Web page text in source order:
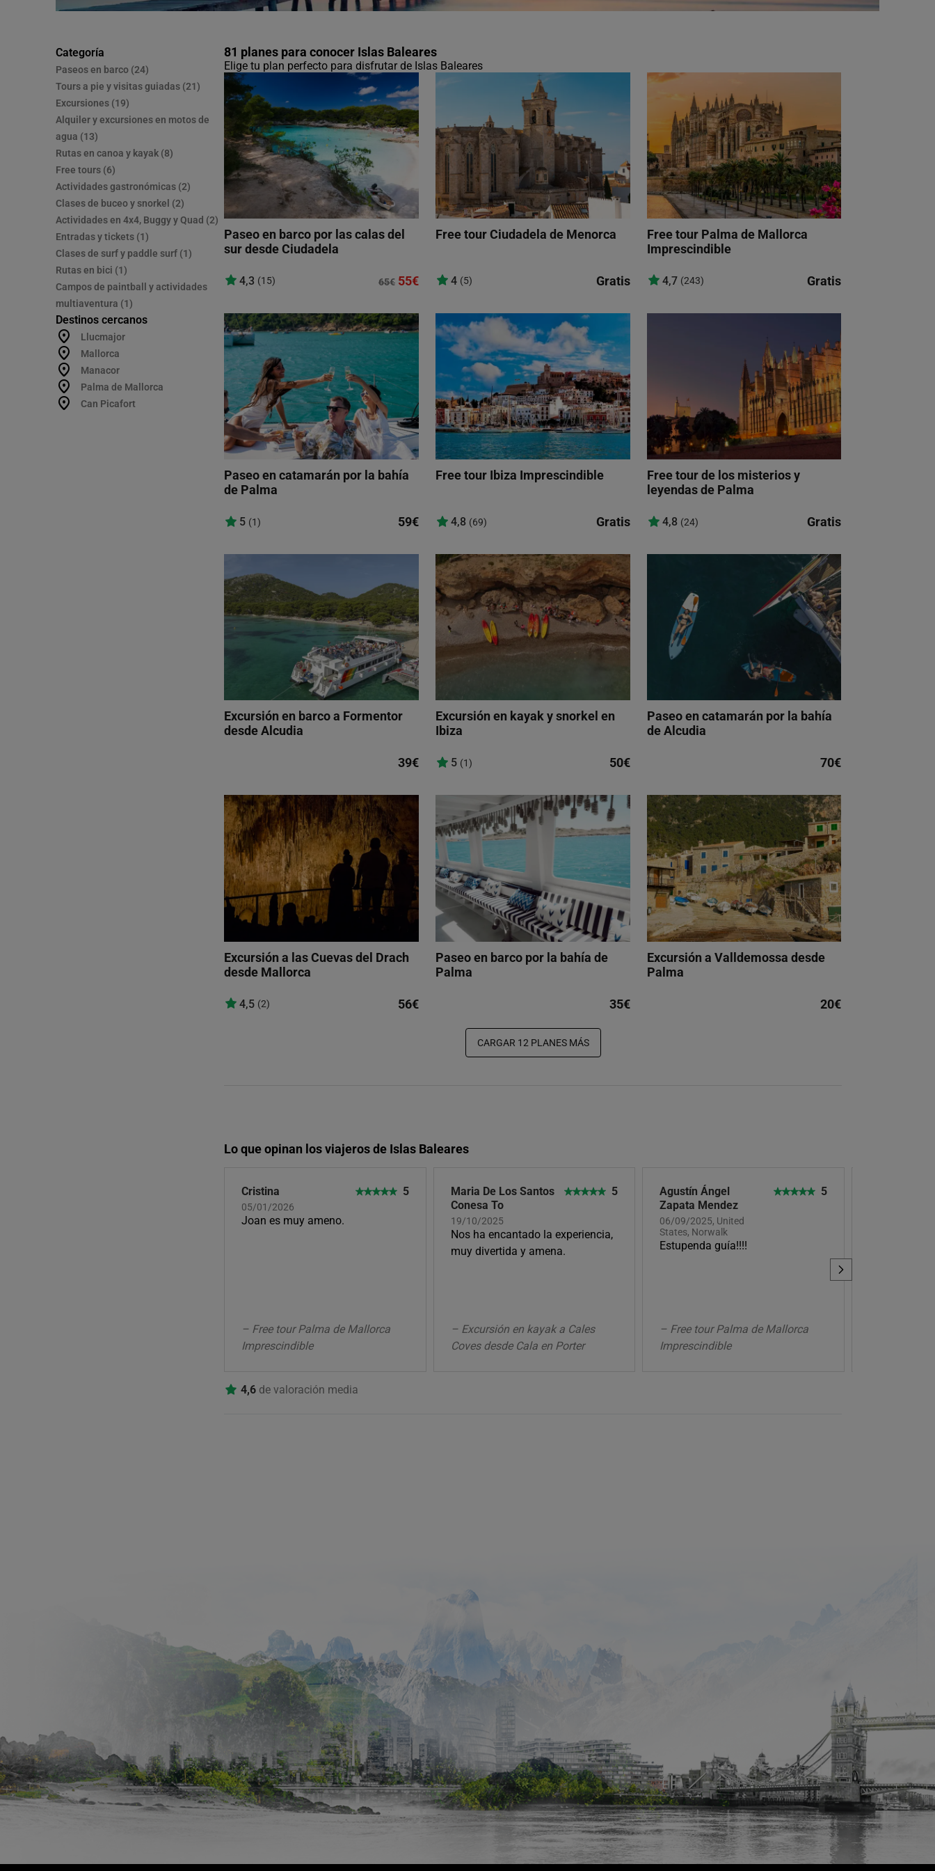
Categoría
Paseos en barco (24)
Tours a pie y visitas guiadas (21)
Excursiones (19)
Alquiler y excursiones en motos de
agua (13)
Rutas en canoa y kayak (8)
Free tours (6)
Actividades gastronómicas (2)
Clases de buceo y snorkel (2)
Actividades en 4x4, Buggy y Quad (2)
Entradas y tickets (1)
Clases de surf y paddle surf (1)
Rutas en bici (1)
Campos de paintball y actividades
multiaventura (1)
Destinos cercanos
Llucmajor
Mallorca
Manacor
Palma de Mallorca
Can Picafort
81 planes para conocer Islas Baleares
Elige tu plan perfecto para disfrutar de Islas Baleares
Paseo en barco por las calas del
sur desde Ciudadela
4,3 (15) 65€ 55€
Free tour Ciudadela de Menorca
4 (5) Gratis
Free tour Palma de Mallorca
Imprescindible
4,7 (243) Gratis
Paseo en catamarán por la bahía
de Palma
5 (1) 59€
Free tour Ibiza Imprescindible
4,8 (69) Gratis
Free tour de los misterios y
leyendas de Palma
4,8 (24) Gratis
Excursión en barco a Formentor
desde Alcudia
39€
Excursión en kayak y snorkel en
Ibiza
5 (1) 50€
Paseo en catamarán por la bahía
de Alcudia
70€
Excursión a las Cuevas del Drach
desde Mallorca
4,5 (2) 56€
Paseo en barco por la bahía de
Palma
35€
Excursión a Valldemossa desde
Palma
20€
CARGAR 12 PLANES MÁS
Lo que opinan los viajeros de Islas Baleares
Cristina
05/01/2026
5
Joan es muy ameno.
– Free tour Palma de Mallorca
Imprescindible
Maria De Los Santos
Conesa To
19/10/2025
5
Nos ha encantado la experiencia,
muy divertida y amena.
– Excursión en kayak a Cales
Coves desde Cala en Porter
Agustín Ángel
Zapata Mendez
06/09/2025, United
States, Norwalk
5
Estupenda guía!!!!
– Free tour Palma de Mallorca
Imprescindible
4,6 de valoración media